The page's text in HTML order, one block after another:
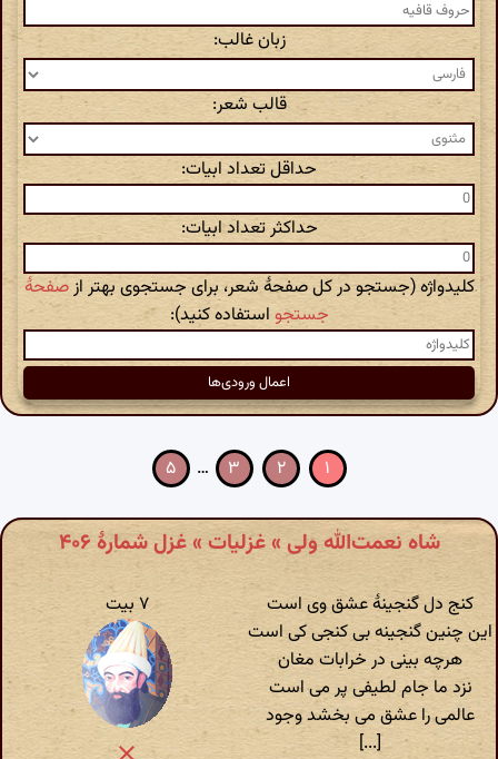
زبان غالب:
قالب شعر:
حداقل تعداد ابیات:
حداکثر تعداد ابیات:
کلیدواژه (جستجو در کل صفحهٔ شعر، برای جستجوی بهتر ازصفحهٔ
جستجو استفاده کنید):
۱ ۲ ۳ … ۵
شاه نعمت‌الله ولی » غزلیات » غزل شمارهٔ ۴۰۶
کنج دل گنجینهٔ عشق وی است
این چنین گنجینه بی کنجی کی است
هرچه بینی در خرابات مغان
نزد ما جام لطیفی پر می است
عالمی را عشق می بخشد وجود
[...]
۷ بیت